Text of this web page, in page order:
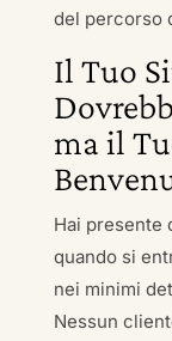
del percorso
Il Tuo
ma il
Hai presente
quando si
nei minimi
Nessun